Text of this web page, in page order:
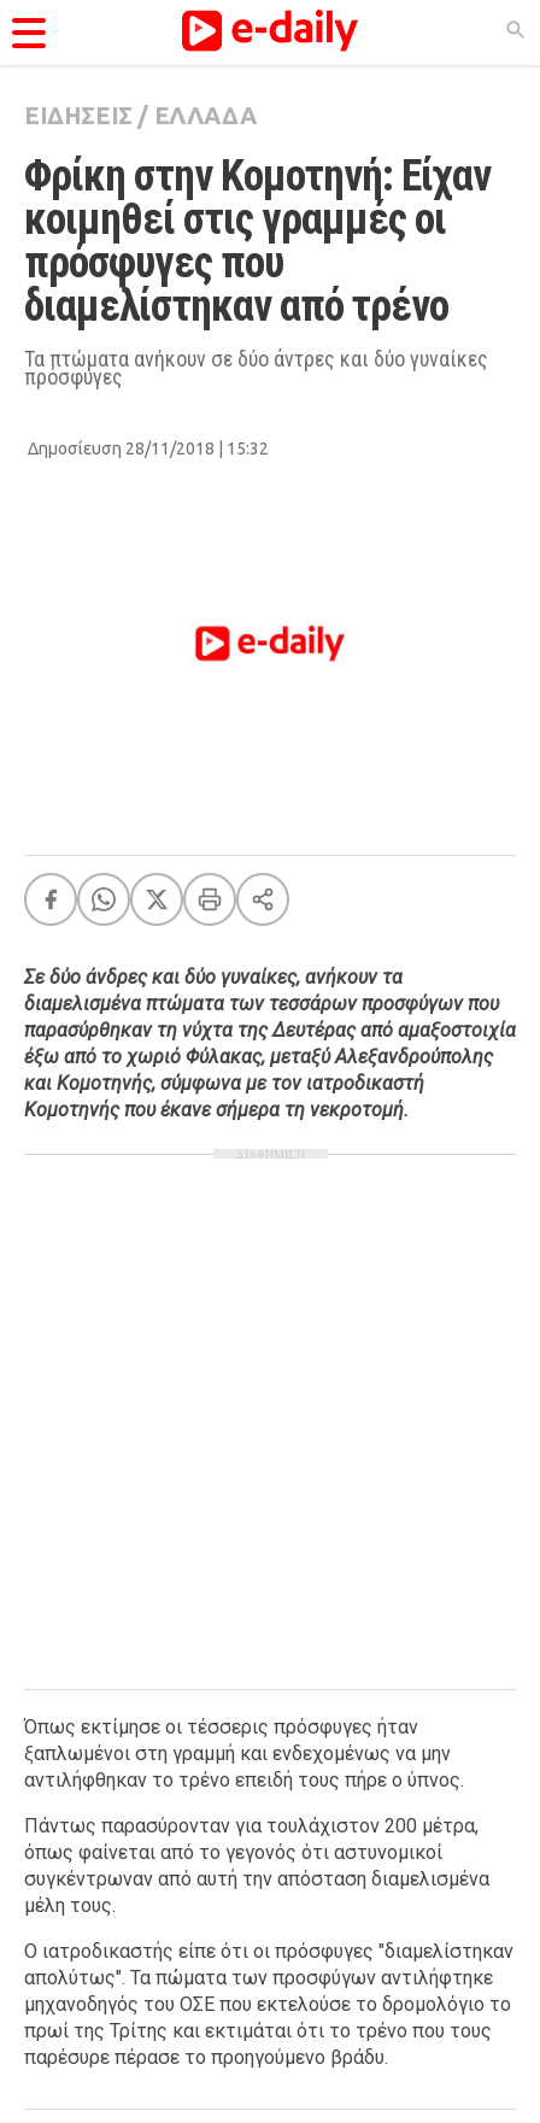
ΚΑΤΗΓΟΡΊΕΣ
Ειδήσεις
Θέματα
Videos
Podcasts
Viral
Life
City Guide
A-List LGBTQI+
Xmas
LIFE
Food
Body+Mind
Ταξίδια
Style
Σπίτι
Family
ΕΙΔΗΣΕΙΣ / ΕΛΛΑΔΑ
Φρίκη στην Κομοτηνή: Είχαν
κοιμηθεί στις γραμμές οι
πρόσφυγες που
διαμελίστηκαν από τρένο
Τα πτώματα ανήκουν σε δύο άντρες και δύο γυναίκες
πρόσφυγες
Δημοσίευση 28/11/2018 | 15:32
Σε δύο άνδρες και δύο γυναίκες, ανήκουν τα
διαμελισμένα πτώματα των τεσσάρων προσφύγων που
παρασύρθηκαν τη νύχτα της Δευτέρας από αμαξοστοιχία
έξω από το χωριό Φύλακας, μεταξύ Αλεξανδρούπολης
και Κομοτηνής, σύμφωνα με τον ιατροδικαστή
Κομοτηνής που έκανε σήμερα τη νεκροτομή.
ΔΙΑΦΗΜΙΣΗ
Όπως εκτίμησε οι τέσσερις πρόσφυγες ήταν
ξαπλωμένοι στη γραμμή και ενδεχομένως να μην
αντιλήφθηκαν το τρένο επειδή τους πήρε ο ύπνος.
Πάντως παρασύρονταν για τουλάχιστον 200 μέτρα,
όπως φαίνεται από το γεγονός ότι αστυνομικοί
συγκέντρωναν από αυτή την απόσταση διαμελισμένα
μέλη τους.
Ο ιατροδικαστής είπε ότι οι πρόσφυγες "διαμελίστηκαν
απολύτως". Τα πώματα των προσφύγων αντιλήφτηκε
μηχανοδηγός του ΟΣΕ που εκτελούσε το δρομολόγιο το
πρωί της Τρίτης και εκτιμάται ότι το τρένο που τους
παρέσυρε πέρασε το προηγούμενο βράδυ.